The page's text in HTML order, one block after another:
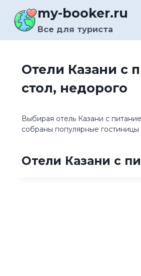
содержимому
my-booker.ru
Все для туриста
Отели Казани с
стол, недорого
Выбирая отель Казани с
собраны популярные
Отели Казани с